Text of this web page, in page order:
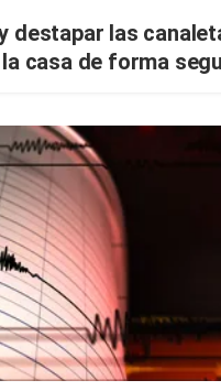
destapar las
casa de forma